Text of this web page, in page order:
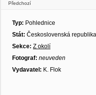
Předchozí
Typ: Pohlednice
Stát: Československá republika
Sekce: Z okolí
Fotograf: neuveden
Vydavatel: K. Flok